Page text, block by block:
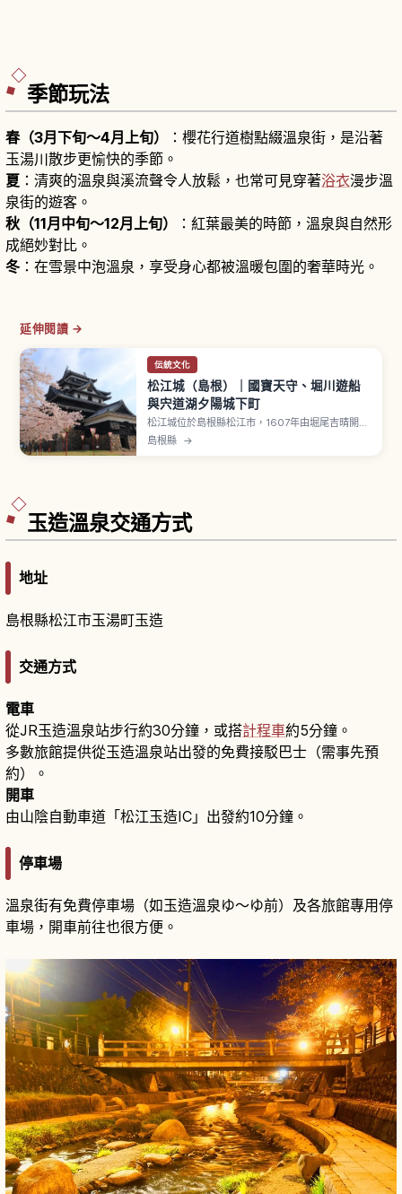
季節玩法
春（3月下旬～4月上旬）
：櫻花行道樹點綴溫泉街，是沿著
玉湯川散步更愉快的季節。
夏 ：清爽的溫泉與溪流聲令人放鬆，也常可見穿著浴衣漫步溫
泉街的遊客。
秋（11月中旬～12月上旬）
：紅葉最美的時節，溫泉與自然形
成絕妙對比。
冬 ：在雪景中泡溫泉，享受身心都被溫暖包圍的奢華時光。
延伸閱讀 →
伝統文化
松江城（島根）｜國寶天守、堀川遊船
與宍道湖夕陽城下町
松江城位於島根縣松江市，1607年由堀尾吉晴開始
築城、1611年完工，是日本現存12天守之一，天守
島根縣 →
玉造溫泉交通方式
地址
島根縣松江市玉湯町玉造
交通方式
電車
從JR玉造溫泉站步行約30分鐘，或搭計程車約5分鐘。
多數旅館提供從玉造溫泉站出發的免費接駁巴士（需事先預
約）。
開車
由山陰自動車道「松江玉造IC」出發約10分鐘。
停車場
溫泉街有免費停車場（如玉造溫泉ゆ～ゆ前）及各旅館專用停
車場，開車前往也很方便。